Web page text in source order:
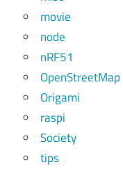
movie
node
nRF51
OpenStreetMap
Origami
raspi
Society
tips